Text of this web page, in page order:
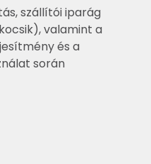
szállítói iparág
valamint a
és a
során